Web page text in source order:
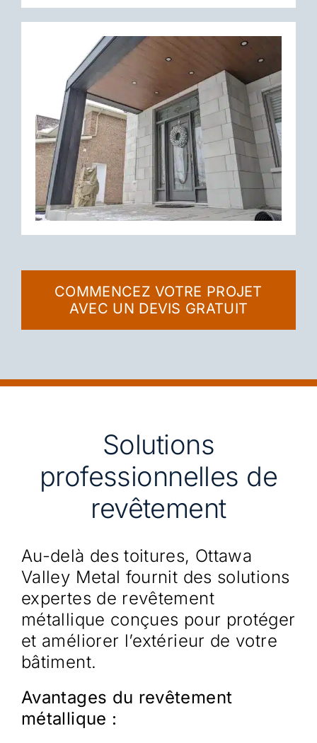
COMMENCEZ VOTRE PROJET
AVEC UN DEVIS GRATUIT
Solutions
professionnelles de
revêtement
Au-delà des toitures, Ottawa
Valley Metal fournit des solutions
expertes de revêtement
métallique conçues pour protéger
et améliorer l’extérieur de votre
bâtiment.
Avantages du revêtement
métallique :